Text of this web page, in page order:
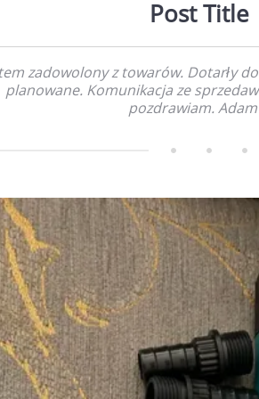
Post Title
zadowolony z towarów. Dotarły
planowane. Komunikacja ze
pozdrawiam.